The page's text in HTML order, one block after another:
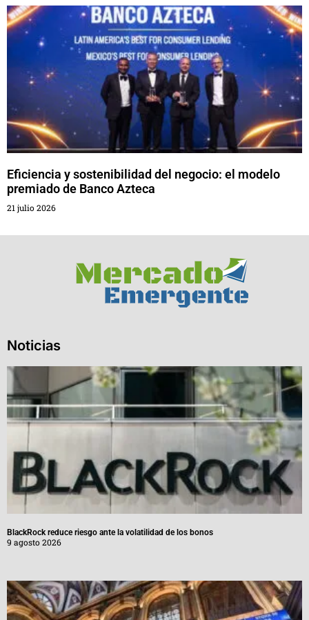
Eficiencia y sostenibilidad del negocio: el modelo
premiado de Banco Azteca
21 julio 2026
Noticias
BlackRock reduce riesgo ante la volatilidad de los bonos
9 agosto 2026